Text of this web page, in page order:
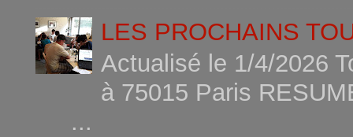
LES PROCHAINS
Actualisé le 1/4/2026
à 75015
...